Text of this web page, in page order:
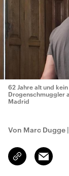
62 Jahre alt und
Drogenschmuggler
Madrid
Von Marc Dugge |
Link
kopieren/teilen
Email